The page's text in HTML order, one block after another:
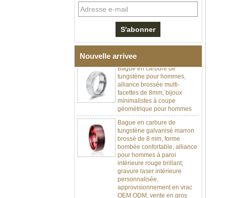
Nouvelle arrivee
Bague en carbure de
tungstène à facettes
martelées pour hommes,
alliance texturée
géométrique confortable de 8
mm pour hommes
Bague en carbure de
tungstène pour hommes,
alliance brossée multi-
facettes de 8mm, bijoux
minimalistes à coupe
géométrique pour hommes
Bague en carbure de
tungstène galvanisé marron
brossé de 8 mm, forme
bombée confortable, alliance
pour hommes à paroi
intérieure rouge brillant,
gravure laser intérieure
personnalisée,
approvisionnement en vrac
OEM ODM, vente en gros
d'usine